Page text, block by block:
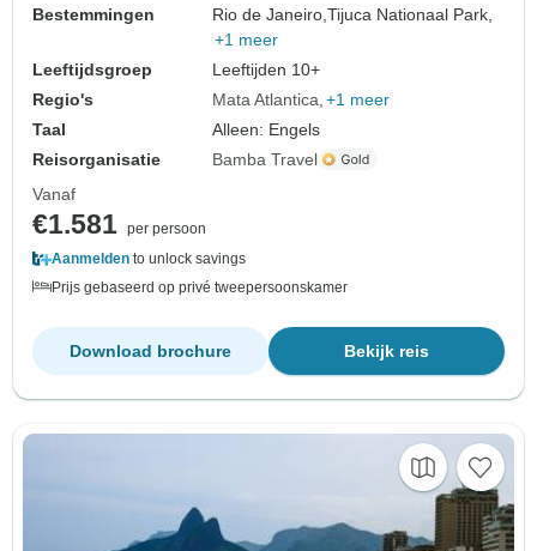
Bestemmingen
Rio de Janeiro,Tijuca Nationaal Park,
+1 meer
Leeftijdsgroep
Leeftijden 10+
Regio's
Mata Atlantica +1 meer
Taal
Alleen: Engels
Reisorganisatie
Bamba Travel
Vanaf
€1.581 per persoon
Aanmelden to unlock savings
Prijs gebaseerd op privé tweepersoonskamer
Bekijk reis
Download brochure